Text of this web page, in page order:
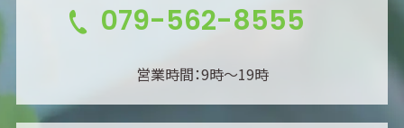
079-562-8555
営業時間：9時～19時